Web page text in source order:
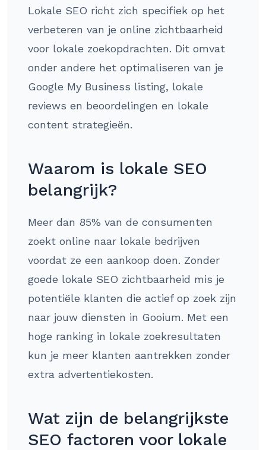
Lokale SEO richt zich specifiek op het
verbeteren van je online zichtbaarheid
voor lokale zoekopdrachten. Dit omvat
onder andere het optimaliseren van je
Google My Business listing, lokale
reviews en beoordelingen en lokale
content strategieën.
Waarom is lokale SEO
belangrijk?
Meer dan 85% van de consumenten
zoekt online naar lokale bedrijven
voordat ze een aankoop doen. Zonder
goede lokale SEO zichtbaarheid mis je
potentiële klanten die actief op zoek zijn
naar jouw diensten in Gooium. Met een
hoge ranking in lokale zoekresultaten
kun je meer klanten aantrekken zonder
extra advertentiekosten.
Wat zijn de belangrijkste
SEO factoren voor lokale